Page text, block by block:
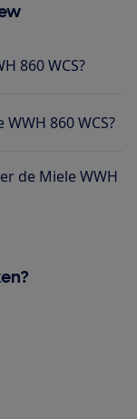
860 WCS?
860 WCS?
de Miele WWH